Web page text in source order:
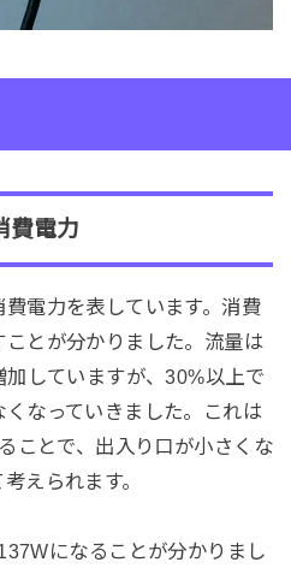
費電力
電力を表しています。消費
とが分かりました。流量は
していますが、30%以上で
なっていきました。これは
ことで、出入り口が小さくな
えられます。
になることが分かりまし